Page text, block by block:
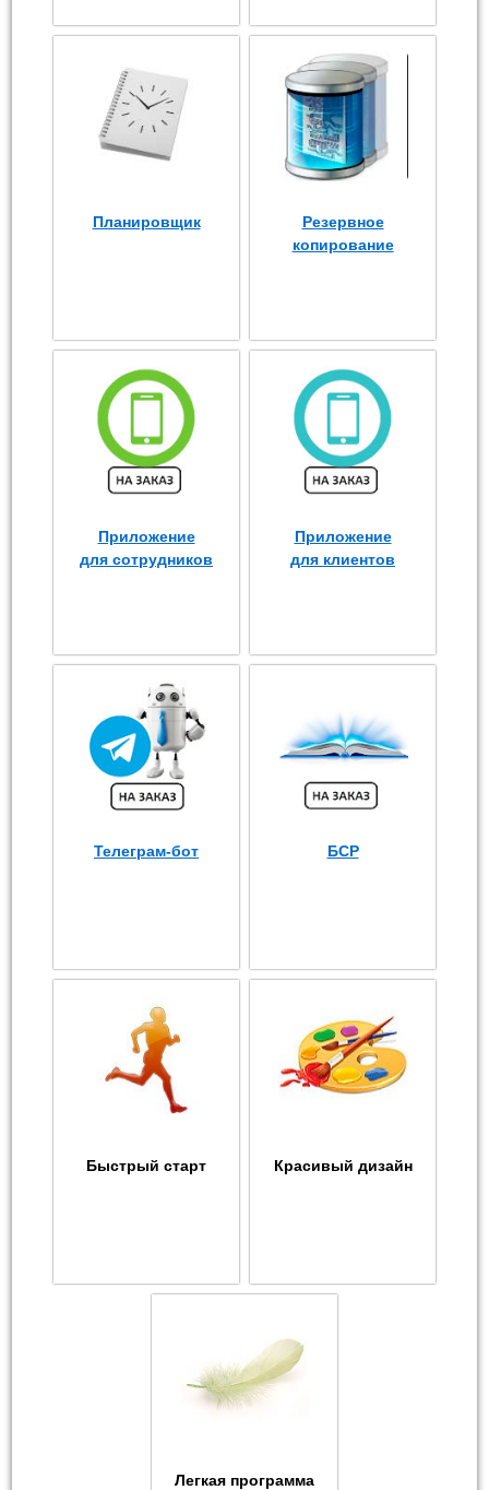
Планировщик
Резервное
копирование
Приложение
для сотрудников
Приложение
для клиентов
Телеграм-бот БСР
Быстрый старт Красивый дизайн
Легкая программа